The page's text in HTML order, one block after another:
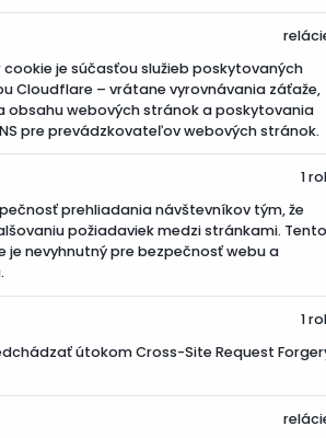
cookie je súčasťou služieb poskytovaných
Cloudflare – vrátane vyrovnávania záťaže,
obsahu webových stránok a poskytovania
pre prevádzkovateľov webových stránok.
prehliadania návštevníkov tým, že
požiadaviek medzi stránkami. Tento
je nevyhnutný pre bezpečnosť webu a
1
útokom Cross-Site Request
1